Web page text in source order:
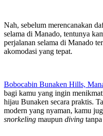
Nah, sebelum merencanakan
selama di Manado, tentunya
perjalanan selama di Manado
akomodasi yang tepat.
Bobocabin Bunaken Hills,
bagi kamu yang ingin
hijau Bunaken secara praktis.
modern yang nyaman, kamu
snorkeling maupun diving